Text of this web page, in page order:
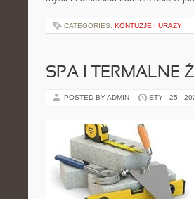
CATEGORIES: KONTUZJE I URAZY
SPA I TERMALNE
POSTED BY ADMIN STY - 25 -